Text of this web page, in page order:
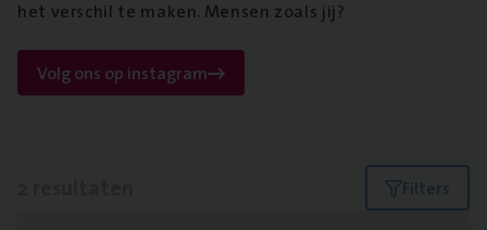
het verschil te maken. Mensen zoals jij?
Volg ons op instagram
Filters